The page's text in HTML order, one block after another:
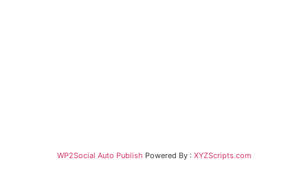
WP2Social Auto Publish Powered By : XYZScripts.com